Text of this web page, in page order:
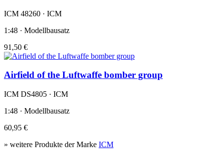
ICM 48260 · ICM
1:48 · Modellbausatz
91,50 €
Airfield of the Luftwaffe bomber group
ICM DS4805 · ICM
1:48 · Modellbausatz
60,95 €
» weitere Produkte der Marke ICM